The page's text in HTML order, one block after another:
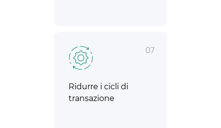
07
Ridurre i cicli di
transazione